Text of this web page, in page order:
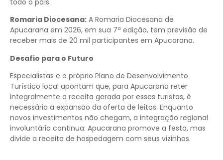
todo o país.
Romaria Diocesana: A Romaria Diocesana de
Apucarana em 2026, em sua 7ª edição, tem previsão de
receber mais de 20 mil participantes em Apucarana.
Desafio para o Futuro
Especialistas e o próprio Plano de Desenvolvimento
Turístico local apontam que, para Apucarana reter
integralmente a receita gerada por esses turistas, é
necessária a expansão da oferta de leitos. Enquanto
novos investimentos não chegam, a integração regional
involuntária continua: Apucarana promove a festa, mas
divide a receita de hospedagem com seus vizinhos.